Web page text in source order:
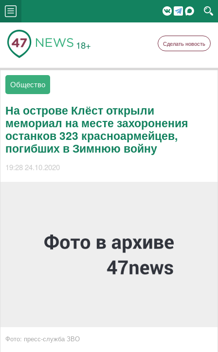
18+ Сделать новость
Общество
На острове Клёст открыли
мемориал на месте захоронения
останков 323 красноармейцев,
погибших в Зимнюю войну
19:28 24.10.2020
Фото: пресс-служба ЗВО